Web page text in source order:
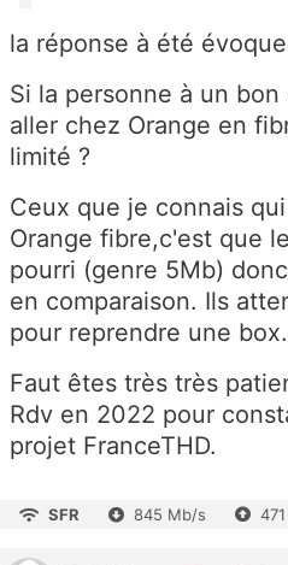
la réponse à été
Si la personne à un
aller chez Orange en
limité ?
Ceux que je connais
Orange fibre,c'est que
pourri (genre 5Mb)
en comparaison. Ils
pour reprendre une box.
Faut êtes très très
Rdv en 2022 pour
projet FranceTHD.
SFR 845 Mb/s